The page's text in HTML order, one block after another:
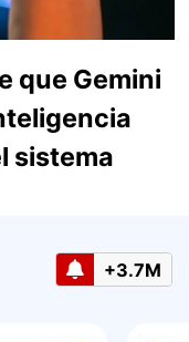
que Gemini
sistema
+3.7M